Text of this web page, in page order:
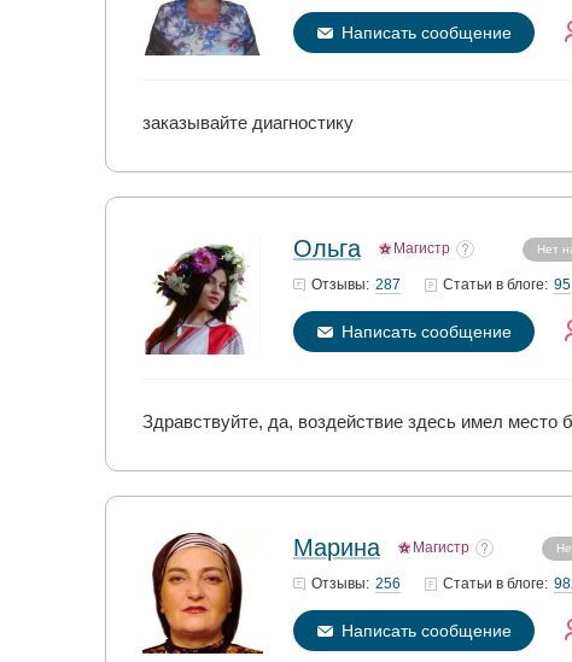
Написать сообщение
заказывайте диагностику
Ольга Магистр Нет
Отзывы: 287 Статьи в блоге: 95
Написать сообщение
Здравствуйте, да, воздействие здесь имел место
Марина Магистр
Отзывы: 256 Статьи в блоге:
Написать сообщение